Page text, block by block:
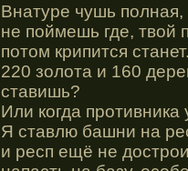
Внатуре чушь
не поймешь где, твой
потом крипится
220 золота и 160
ставишь?
Или когда
Я ставлю башни на
и респ ещё не